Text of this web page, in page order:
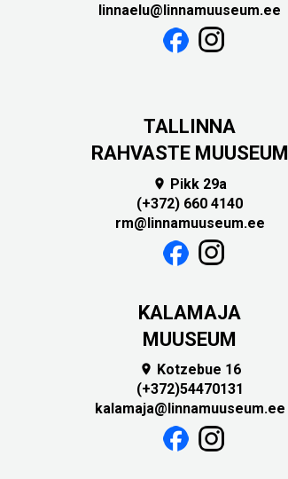
linnaelu@linnamuuseum.ee
TALLINNA
RAHVASTE MUUSEUM
 Pikk 29a
(+372) 660 4140
rm@linnamuuseum.ee
KALAMAJA
MUUSEUM

Kotzebue 16
(+372)54470131
kalamaja@linnamuuseum.ee